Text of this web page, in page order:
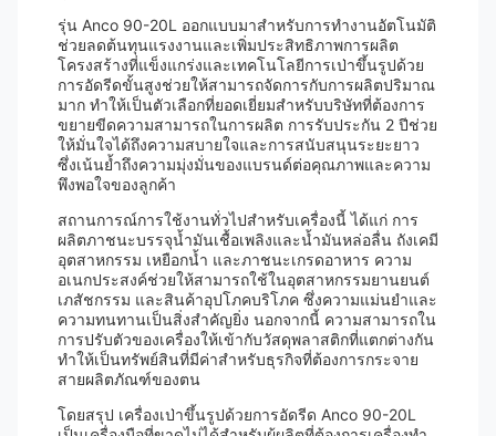
รุ่น Anco 90-20L ออกแบบมาสำหรับการทำงานอัตโนมัติ
ช่วยลดต้นทุนแรงงานและเพิ่มประสิทธิภาพการผลิต
โครงสร้างที่แข็งแกร่งและเทคโนโลยีการเป่าขึ้นรูปด้วย
การอัดรีดขั้นสูงช่วยให้สามารถจัดการกับการผลิตปริมาณ
มาก ทำให้เป็นตัวเลือกที่ยอดเยี่ยมสำหรับบริษัทที่ต้องการ
ขยายขีดความสามารถในการผลิต การรับประกัน 2 ปีช่วย
ให้มั่นใจได้ถึงความสบายใจและการสนับสนุนระยะยาว
ซึ่งเน้นย้ำถึงความมุ่งมั่นของแบรนด์ต่อคุณภาพและความ
พึงพอใจของลูกค้า
สถานการณ์การใช้งานทั่วไปสำหรับเครื่องนี้ ได้แก่ การ
ผลิตภาชนะบรรจุน้ำมันเชื้อเพลิงและน้ำมันหล่อลื่น ถังเคมี
อุตสาหกรรม เหยือกน้ำ และภาชนะเกรดอาหาร ความ
อเนกประสงค์ช่วยให้สามารถใช้ในอุตสาหกรรมยานยนต์
เภสัชกรรม และสินค้าอุปโภคบริโภค ซึ่งความแม่นยำและ
ความทนทานเป็นสิ่งสำคัญยิ่ง นอกจากนี้ ความสามารถใน
การปรับตัวของเครื่องให้เข้ากับวัสดุพลาสติกที่แตกต่างกัน
ทำให้เป็นทรัพย์สินที่มีค่าสำหรับธุรกิจที่ต้องการกระจาย
สายผลิตภัณฑ์ของตน
โดยสรุป เครื่องเป่าขึ้นรูปด้วยการอัดรีด Anco 90-20L